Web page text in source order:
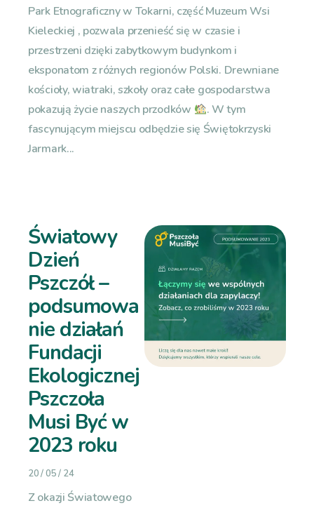
Park Etnograficzny w Tokarni, część Muzeum Wsi
Kieleckiej , pozwala przenieść się w czasie i
przestrzeni dzięki zabytkowym budynkom i
eksponatom z różnych regionów Polski. Drewniane
kościoły, wiatraki, szkoły oraz całe gospodarstwa
pokazują życie naszych przodków
. W tym
fascynującym miejscu odbędzie się Świętokrzyski
Jarmark...
Światowy
Dzień
Pszczół –
podsumowa
nie działań
Fundacji
Ekologicznej
Pszczoła
Musi Być w
2023 roku
20 / 05 / 24
Z okazji Światowego